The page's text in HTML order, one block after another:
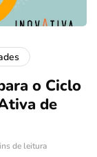
o Ciclo
de
de leitura